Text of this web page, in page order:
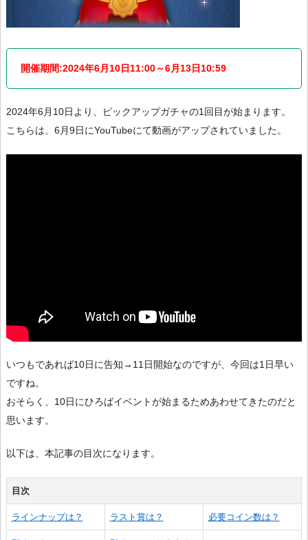
開催期間:2024年6月10日11:00～6月13日10:59
2024年6月10日より、ピックアップガチャの1回目が始まります。
こちらは、6月9日にYouTubeにて動画がアップされていました。
いつもであれば10日に告知→11日開始なのですが、今回は1日早い
ですね。
おそらく、10日にひろばイベントが始まるためあわせてきたのだと
思います。
以下は、本記事の目次になります。
目次
ラインナップは？ ラスト賞は？ 必要コイン数は？